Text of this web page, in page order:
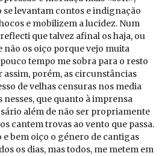
se levantam contos e indignação
e mobilizem a lucidez. Num
que talvez afinal os haja, ou
não os oiço porque vejo muita
tempo me sobra para o resto
assim, porém, as circunstâncias
de velhas censuras nos media
nesses, que quanto à imprensa
além de não ser propriamente
cantem trovas ao vento que passa.
e bem oiço o género de cantigas
os dias, mas todos, me metem em